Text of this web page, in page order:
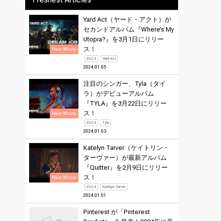
New Music
Yard Act（ヤード・アクト）が
セカンドアルバム『Where’s My
Utopia?』を3月1日にリリー
ス！
2024 Yard Act
2024.01.05
New Music
注目のシンガー、Tyla（タイ
ラ）がデビューアルバム
『TYLA』を3月22日にリリー
ス！
2024 Tyla
2024.01.03
New Music
Katelyn Tarver（ケイトリン・
ターヴァー）が最新アルバム
『Quitter』を2月9日にリリー
ス！
2024 Katelyn Tarver
2024.01.01
Pinterest が「Pinterest